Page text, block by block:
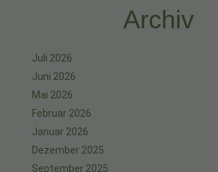
Archiv
Juli 2026
Juni 2026
Mai 2026
Februar 2026
Januar 2026
Dezember 2025
September 2025